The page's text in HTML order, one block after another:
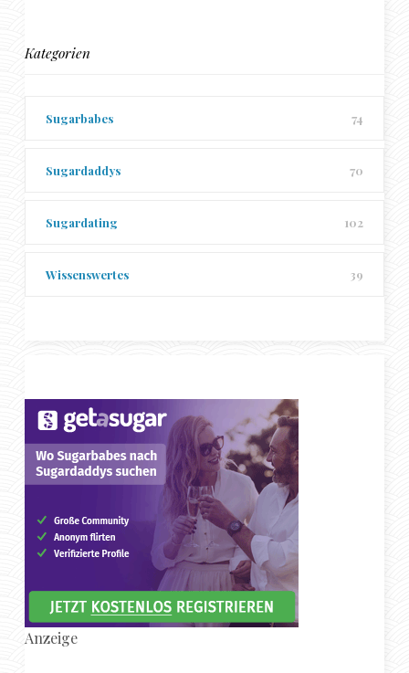
Kategorien
Sugarbabes 74
Sugardaddys 70
Sugardating 102
Wissenswertes 39
Anzeige